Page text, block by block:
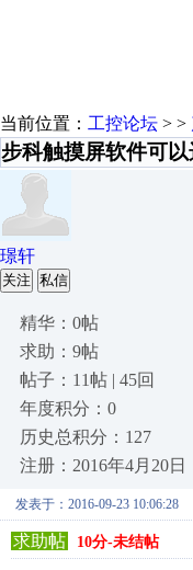
当前位置： 工控论坛 > >
步科触摸屏软件可
璟轩
关注 私信
精华：0帖
求助：9帖
帖子：11帖 | 45回
年度积分：0
历史总积分：127
注册：2016年4月20日
发表于：2016-09-23 10:06:28
求助帖 10分-未结帖